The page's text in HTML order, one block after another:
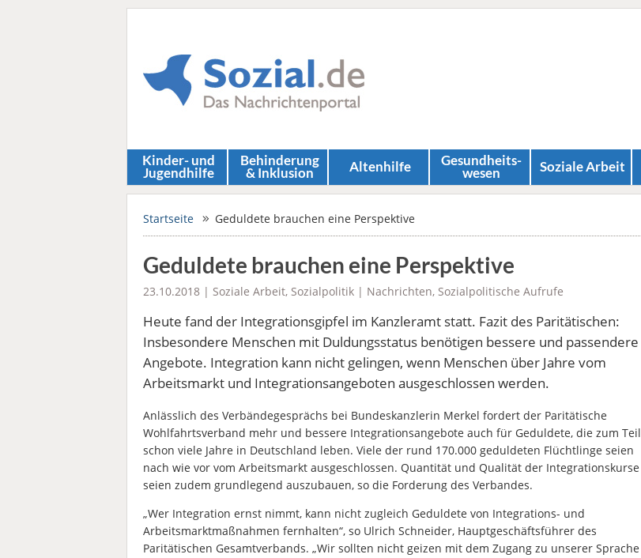
Kinder- und
Jugendhilfe
Behinderung
& Inklusion Altenhilfe Gesundheits­
wesen Soziale Arbeit
Startseite Geduldete brauchen eine Perspektive
Geduldete brauchen eine Perspektive
23.10.2018 | Soziale Arbeit, Sozialpolitik | Nachrichten, Sozialpolitische Aufrufe
Heute fand der Integrationsgipfel im Kanzleramt statt. Fazit des Paritätischen:
Insbesondere Menschen mit Duldungsstatus benötigen bessere und passendere
Angebote. Integration kann nicht gelingen, wenn Menschen über Jahre vom
Arbeitsmarkt und Integrationsangeboten ausgeschlossen werden.
Anlässlich des Verbändegesprächs bei Bundeskanzlerin Merkel fordert der Paritätische
Wohlfahrtsverband mehr und bessere Integrationsangebote auch für Geduldete, die zum Teil
schon viele Jahre in Deutschland leben. Viele der rund 170.000 geduldeten Flüchtlinge seien
nach wie vor vom Arbeitsmarkt ausgeschlossen. Quantität und Qualität der Integrationskurse
seien zudem grundlegend auszubauen, so die Forderung des Verbandes.
„Wer Integration ernst nimmt, kann nicht zugleich Geduldete von Integrations- und
Arbeitsmarktmaßnahmen fernhalten“, so Ulrich Schneider, Hauptgeschäftsführer des
Paritätischen Gesamtverbands. „Wir sollten nicht geizen mit dem Zugang zu unserer Sprache